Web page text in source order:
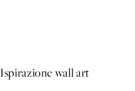
Ispirazione wall art